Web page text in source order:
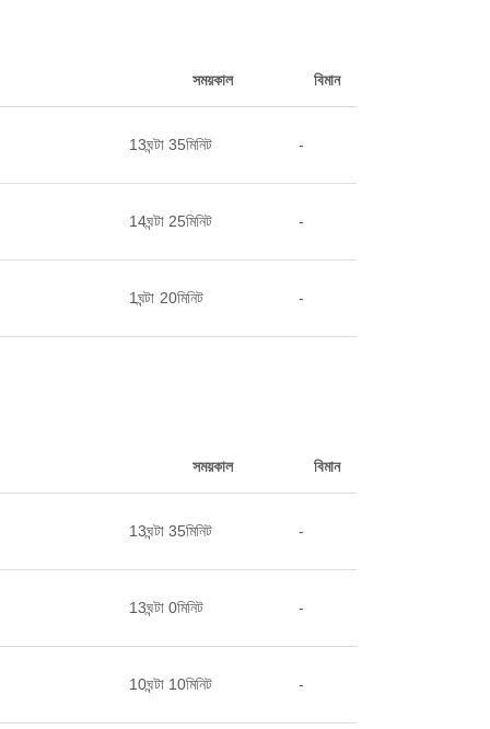
সময়কাল বিমান
13ঘন্টা 35মিনিট -
14ঘন্টা 25মিনিট -
1ঘন্টা 20মিনিট -
সময়কাল বিমান
13ঘন্টা 35মিনিট -
13ঘন্টা 0মিনিট -
10ঘন্টা 10মিনিট -